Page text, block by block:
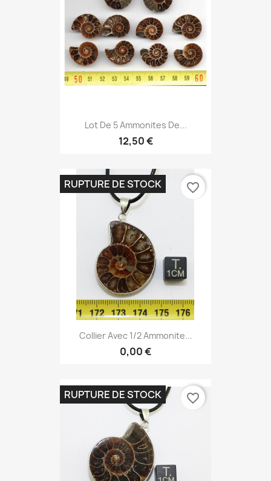
Lot De 5 Ammonites De...
12,50 €
Collier Avec 1/2 Ammonite...
0,00 €
RUPTURE DE STOCK favorite_border
RUPTURE DE STOCK favorite_border